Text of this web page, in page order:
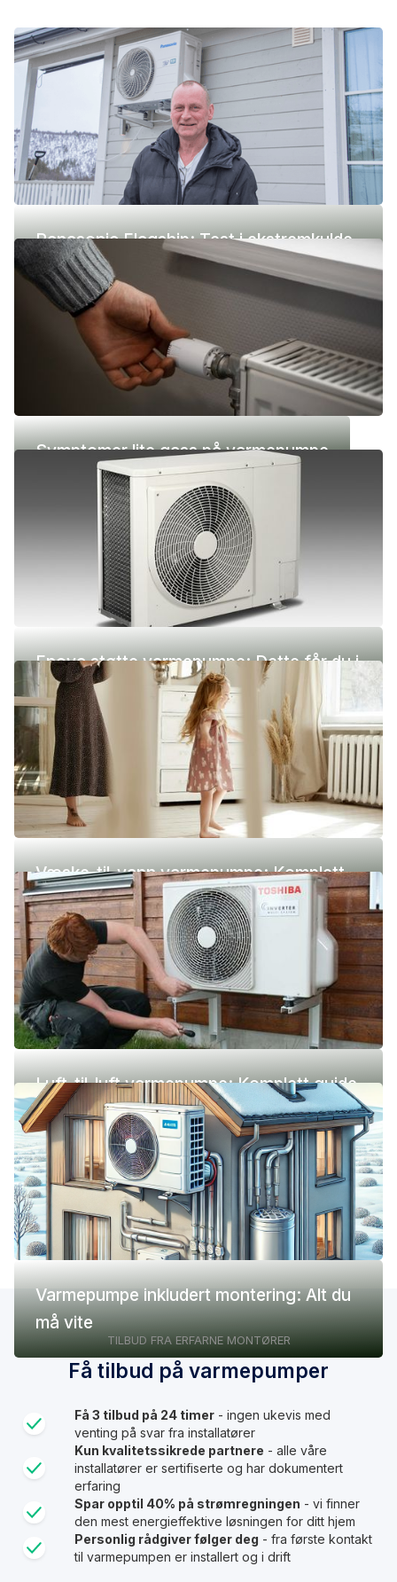
Panasonic Flagship: Test i ekstremkulde
(-42 °C)
Symptomer lite gass på varmepumpe
Enova støtte varmepumpe: Dette får du i
2026
Væske-til-vann varmepumpe: Komplett
guide (pris, fordeler og ulemper)
Luft-til-luft varmepumpe: Komplett guide
(pris, fordeler og ulemper)
Varmepumpe inkludert montering: Alt du
må vite
TILBUD FRA ERFARNE MONTØRER
Få tilbud på varmepumper
Få 3 tilbud på 24 timer - ingen ukevis med
venting på svar fra installatører
Kun kvalitetssikrede partnere - alle våre
installatører er sertifiserte og har dokumentert
erfaring
Spar opptil 40% på strømregningen - vi finner
den mest energieffektive løsningen for ditt hjem
Personlig rådgiver følger deg - fra første kontakt
til varmepumpen er installert og i drift